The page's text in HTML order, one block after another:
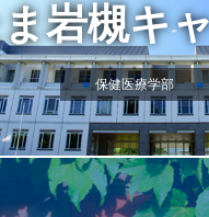
岩槻キ
保健医療学部